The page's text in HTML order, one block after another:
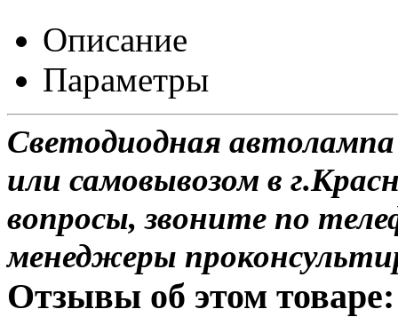
Описание
Параметры
Светодиодная
или самовывозом в
вопросы, звоните по
менеджеры
Отзывы об этом товаре: